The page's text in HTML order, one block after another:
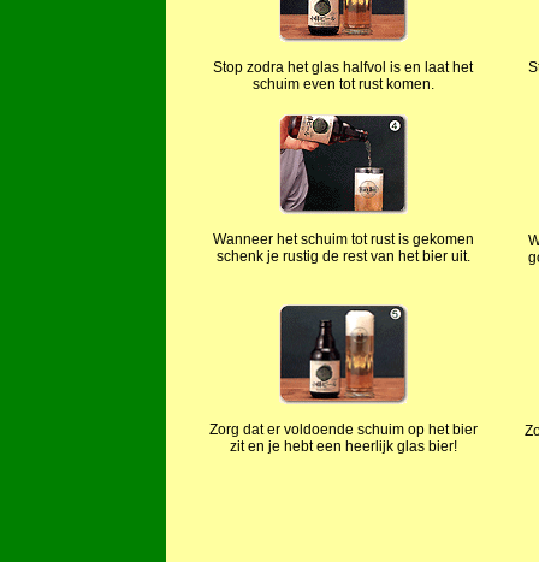
Stop zodra het glas halfvol is en laat het
schuim even tot rust komen.
Wanneer het schuim tot rust is gekomen
schenk je rustig de rest van het bier uit.
Zorg dat er voldoende schuim op het bier
zit en je hebt een heerlijk glas bier!